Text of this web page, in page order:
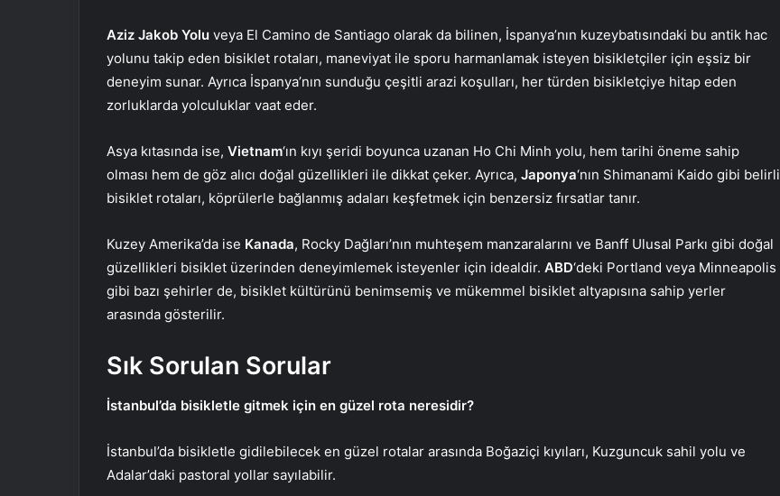
Aziz Jakob Yolu veya El Camino de Santiago olarak da bilinen, İspanya’nın kuzeybatısındaki bu antik hac
yolunu takip eden bisiklet rotaları, maneviyat ile sporu harmanlamak isteyen bisikletçiler için eşsiz bir
deneyim sunar. Ayrıca İspanya’nın sunduğu çeşitli arazi koşulları, her türden bisikletçiye hitap eden
zorluklarda yolculuklar vaat eder.
Asya kıtasında ise, Vietnam‘ın kıyı şeridi boyunca uzanan Ho Chi Minh yolu, hem tarihi öneme sahip
olması hem de göz alıcı doğal güzellikleri ile dikkat çeker. Ayrıca, Japonya‘nın Shimanami Kaido gibi belirli
bisiklet rotaları, köprülerle bağlanmış adaları keşfetmek için benzersiz fırsatlar tanır.
Kuzey Amerika’da ise Kanada, Rocky Dağları’nın muhteşem manzaralarını ve Banff Ulusal Parkı gibi doğal
güzellikleri bisiklet üzerinden deneyimlemek isteyenler için idealdir. ABD‘deki Portland veya Minneapolis
gibi bazı şehirler de, bisiklet kültürünü benimsemiş ve mükemmel bisiklet altyapısına sahip yerler
arasında gösterilir.
Sık Sorulan Sorular
İstanbul’da bisikletle gitmek için en güzel rota neresidir?
İstanbul’da bisikletle gidilebilecek en güzel rotalar arasında Boğaziçi kıyıları, Kuzguncuk sahil yolu ve
Adalar’daki pastoral yollar sayılabilir.